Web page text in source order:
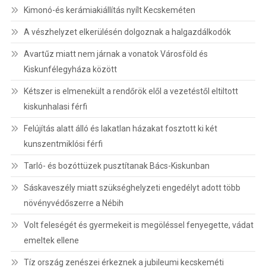
Kimonó-és kerámiakiállítás nyílt Kecskeméten
A vészhelyzet elkerülésén dolgoznak a halgazdálkodók
Avartűz miatt nem járnak a vonatok Városföld és
Kiskunfélegyháza között
Kétszer is elmenekült a rendőrök elől a vezetéstől eltiltott
kiskunhalasi férfi
Felújítás alatt álló és lakatlan házakat fosztott ki két
kunszentmiklósi férfi
Tarló- és bozóttüzek pusztítanak Bács-Kiskunban
Sáskaveszély miatt szükséghelyzeti engedélyt adott több
növényvédőszerre a Nébih
Volt feleségét és gyermekeit is megöléssel fenyegette, vádat
emeltek ellene
Tíz ország zenészei érkeznek a jubileumi kecskeméti